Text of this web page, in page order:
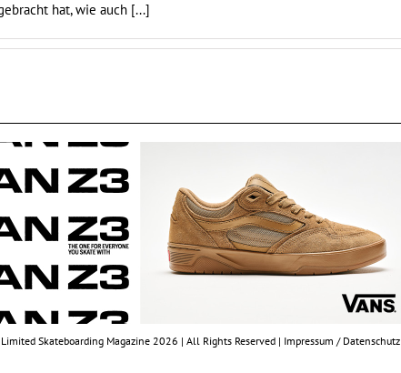
hat, wie auch [...]
Limited Skateboarding Magazine 2026 | All Rights Reserved | Impressum / Datenschutz